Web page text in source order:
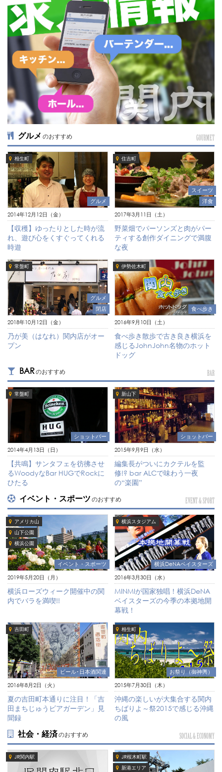
グルメ のおすすめ GOURMET
相生町
グルメ
2014年12月12日（金）
【収穫】ゆったりとした時が流
れ、遊び心をくすぐってくれる
時遊
住吉町
スイーツ
洋食
2017年3月11日（土）
野菜畑でパーソンズと肉がパー
ティする創作ダイニングで満腹
な夜
常盤町
グルメ
閉店
2018年10月12日（金）
乃が美（はなれ）関内店がオー
プン
伊勢佐木町
食べ歩き
2016年9月10日（土）
食べ歩き散歩で古き良き横浜を
感じるJohnJohn名物のホット
ドッグ
BARのおすすめ BAR
常盤町
ショットバー
2014年4月13日（日）
【共鳴】サンタフェを彷彿させ
るWoodyなBar HUGでRockに
ひたる
新山下
ショットバー
2015年9月9日（水）
編集長がついにカクテルを監
修!? bar ALCで味わう一夜
の“楽園”
イベント・スポーツ のおすすめ EVENT & SPORT
アメリカ山
山下公園
横浜公園
イベント・スポーツ
2019年5月20日（月）
横浜ローズウィーク開催中の関
内でバラを満喫!!
横浜スタジアム
横浜DeNAベイスターズ
2016年3月30日（水）
MINMIが国家独唱！横浜DeNA
ベイスターズの今季の本拠地開
幕戦！
吉田町
ビール･日本酒関連
2016年8月2日（火）
夏の吉田町本通りに注目！「吉
田まちじゅうビアガーデン」見
聞録
相生町
お祭り（御神輿）
2015年7月30日（木）
沖縄の楽しいが大集合する関内
ちばりよ～祭2015で感じる沖縄
の風
社会・経済のおすすめ SOCIAL & ECONOMY
JR関内駅
JR桜木町駅
新港エリア